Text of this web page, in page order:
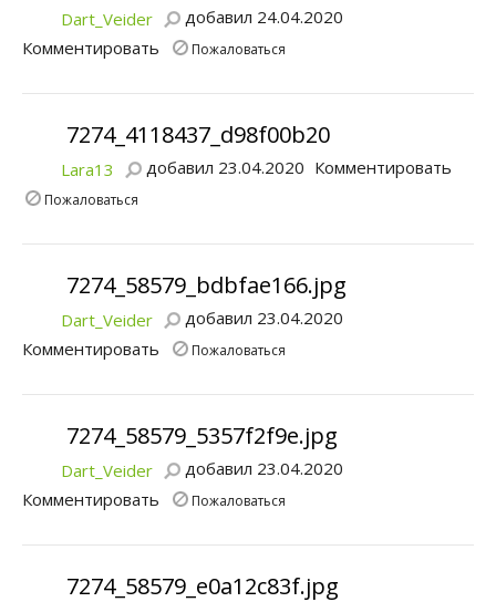
Dart_Veider
добавил 24.04.2020
Комментировать
Пожаловаться
7274_4118437_d98f00b20
Lara13 добавил 23.04.2020 Комментировать
Пожаловаться
7274_58579_bdbfae166.jpg
Dart_Veider
добавил 23.04.2020
Комментировать
Пожаловаться
7274_58579_5357f2f9e.jpg
Dart_Veider
добавил 23.04.2020
Комментировать
Пожаловаться
7274_58579_e0a12c83f.jpg